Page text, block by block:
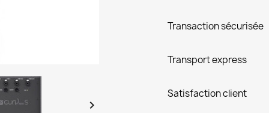

Transaction sécurisée
Transport express
Satisfaction client